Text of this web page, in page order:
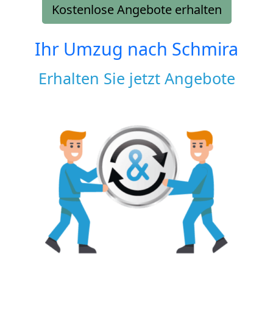
Kostenlose Angebote erhalten
Ihr Umzug nach Schmira
Erhalten Sie jetzt Angebote